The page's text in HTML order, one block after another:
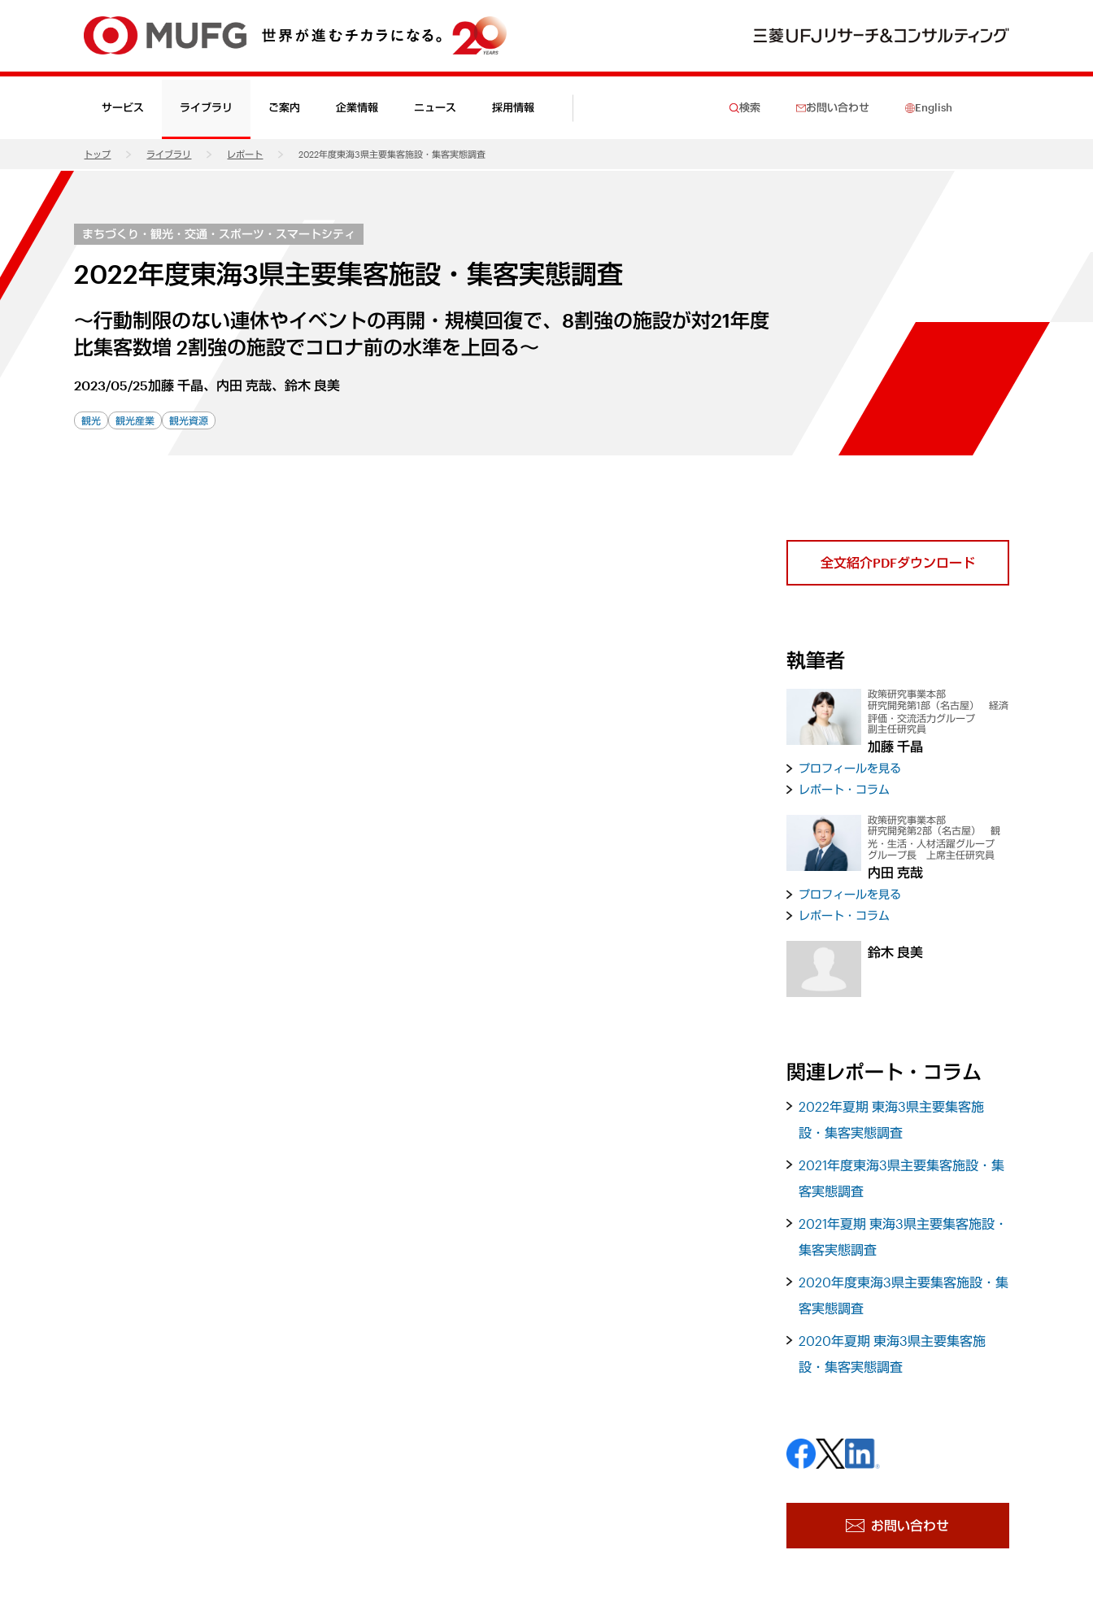
サービス ライブラリ ご案内 企業情報 ニュース 採用情報 検索 お問い合わせ English
トップ ライブラリ レポート 2022年度東海3県主要集客施設・集客実態調査
まちづくり・観光・交通・スポーツ・スマートシティ
2022年度東海3県主要集客施設・集客実態調査
～行動制限のない連休やイベントの再開・規模回復で、8割強の施設が対21年度
比集客数増 2割強の施設でコロナ前の水準を上回る～
2023/05/25加藤 千晶、内田 克哉、鈴木 良美
観光 観光産業 観光資源
全文紹介PDFダウンロード
執筆者
政策研究事業本部
研究開発第1部（名古屋） 経済
評価・交流活力グループ
副主任研究員
加藤 千晶
プロフィールを見る
レポート・コラム
政策研究事業本部
研究開発第2部（名古屋） 観
光・生活・人材活躍グループ
グループ長 上席主任研究員
内田 克哉
プロフィールを見る
レポート・コラム
鈴木 良美
関連レポート・コラム
2022年夏期 東海3県主要集客施
設・集客実態調査
2021年度東海3県主要集客施設・集
客実態調査
2021年夏期 東海3県主要集客施設・
集客実態調査
2020年度東海3県主要集客施設・集
客実態調査
2020年夏期 東海3県主要集客施
設・集客実態調査
お問い合わせ